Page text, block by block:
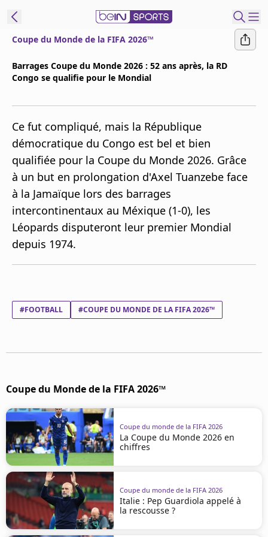
Replays
Podcasts
En Direct
Gérer les
notifications
Contactez nous
Grille TV
beINSPIRED
CGU
Protection des données
Paramétrer mon consentement
Coupe du Monde de la FIFA 2026™
Barrages Coupe du Monde 2026 : 52 ans après, la RD
Congo se qualifie pour le Mondial
Ce fut compliqué, mais la République
démocratique du Congo est bel et bien
qualifiée pour la Coupe du Monde 2026. Grâce
à un but en prolongation d'Axel Tuanzebe face
à la Jamaïque lors des barrages
intercontinentaux au Méxique (1-0), les
Léopards disputeront leur premier Mondial
depuis 1974.
#FOOTBALL #COUPE DU MONDE DE LA FIFA 2026™
Coupe du Monde de la FIFA 2026™
Coupe du monde de la FIFA 2026
La Coupe du Monde 2026 en
chiffres
Coupe du monde de la FIFA 2026
Italie : Pep Guardiola appelé à
la rescousse ?